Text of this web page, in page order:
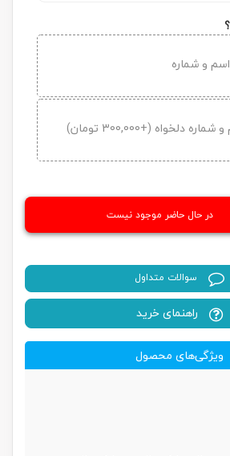
و شماره
دلخواه (+300,000 تومان)
در حال حاضر موجود نیست
سوالات متداول
راهنمای خرید
ویژگی‌های محصول